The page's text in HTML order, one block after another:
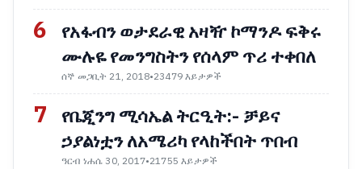
6
የአፋብን ወታደራዊ አዛዥ ኮማንዶ ፍቅሩ
ሙሉዬ የመንግስትን የሰላም ጥሪ ተቀበለ
ሰኞ መጋቢት 21, 2018•23479 እይታዎች
7
የቤጂንግ ሚሳኤል ትርዒት:- ቻይና
ኃያልነቷን ለአሜሪካ የላከችበት ጥበብ
ዓርብ ነሐሴ 30, 2017•21755 እይታዎች